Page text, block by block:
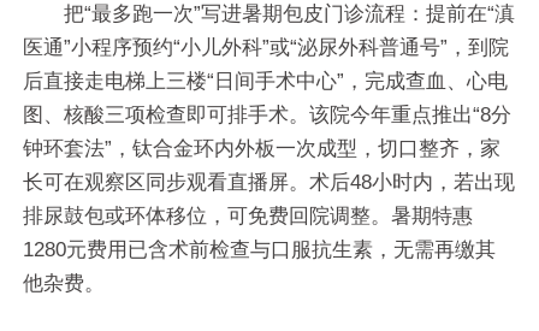
把“最多跑一次”写进暑期包皮门诊流程：提前在“滇
医通”小程序预约“小儿外科”或“泌尿外科普通号”，到院
后直接走电梯上三楼“日间手术中心”，完成查血、心电
图、核酸三项检查即可排手术。该院今年重点推出“8分
钟环套法”，钛合金环内外板一次成型，切口整齐，家
长可在观察区同步观看直播屏。术后48小时内，若出现
排尿鼓包或环体移位，可免费回院调整。暑期特惠
1280元费用已含术前检查与口服抗生素，无需再缴其
他杂费。